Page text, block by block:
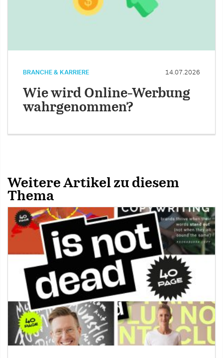
BRANCHE & KARRIERE 14.07.2026
Wie wird Online-Werbung
wahrgenommen?
Weitere Artikel zu diesem
Thema